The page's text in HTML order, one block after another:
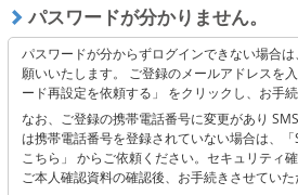
※二段階認証解除後も当社の定めるセキュリテ
送付しております。メールの受信ができない
ャリア側に起因する可能性がございますので
いたします。
「@bitflyer.com」「@bitflyer.jp」のドメ
フィルタリング設定に当社が該当していな
迷惑メールフォルダに振り分けられていな
【上記にて解決できない場合】
パスワードが分かりません。
パスワードが分からずログインできない場合は、
願いいたします。 ご登録のメールアドレスを
ード再設定を依頼する」 をクリックし、お手続
なお、ご登録の携帯電話番号に変更があり
は携帯電話番号を登録されていない場合は、
こちら」 からご依頼ください。セキュリティ
ご本人確認資料の確認後、お手続きさせていた